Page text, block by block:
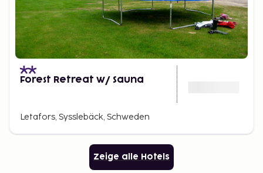
Forest Retreat w/ Sauna
Letafors, Sysslebäck, Schweden
Zeige alle Hotels